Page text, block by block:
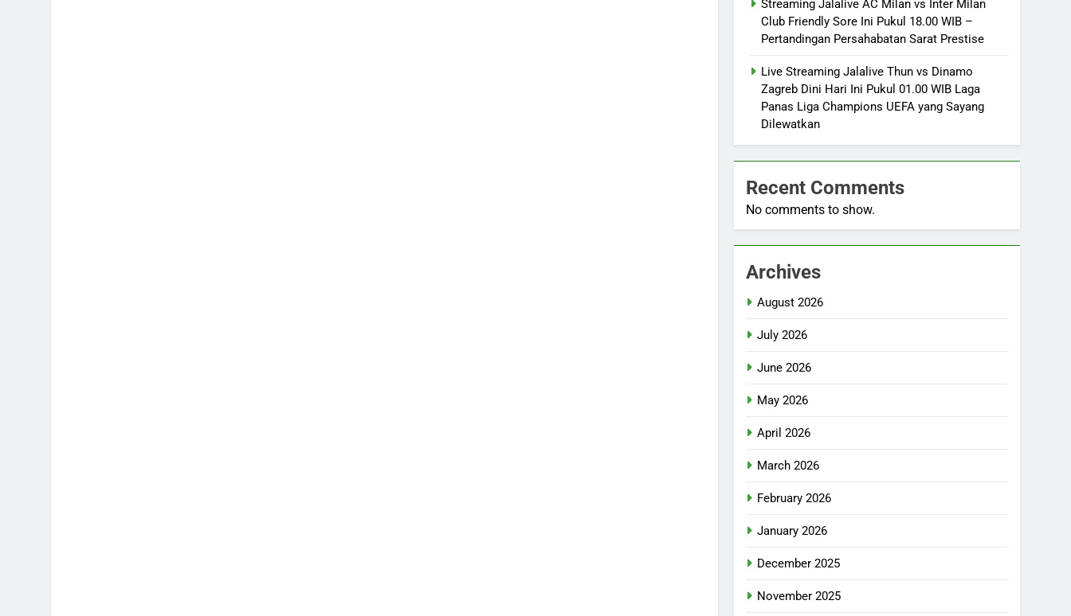
Streaming Jalalive AC Milan vs Inter Milan
Club Friendly Sore Ini Pukul 18.00 WIB –
Pertandingan Persahabatan Sarat Prestise
Live Streaming Jalalive Thun vs Dinamo
Zagreb Dini Hari Ini Pukul 01.00 WIB Laga
Panas Liga Champions UEFA yang Sayang
Dilewatkan
Recent Comments
No comments to show.
Archives
August 2026
July 2026
June 2026
May 2026
April 2026
March 2026
February 2026
January 2026
December 2025
November 2025